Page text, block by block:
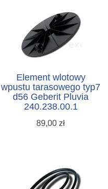
Element wlotowy
wpustu tarasowego typ7
d56 Geberit Pluvia
240.238.00.1
89,00 zł